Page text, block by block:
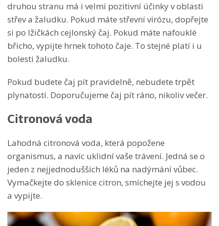
druhou stranu má i velmi pozitivní účinky v oblasti
střev a žaludku. Pokud máte střevní virózu, dopřejte
si po lžičkách cejlonský čaj. Pokud máte nafouklé
břicho, vypijte hrnek tohoto čaje. To stejné platí i u
bolesti žaludku.
Pokud budete čaj pít pravidelně, nebudete trpět
plynatostí. Doporučujeme čaj pít ráno, nikoliv večer.
Citronová voda
Lahodná citronová voda, která popožene
organismus, a navíc uklidní vaše trávení. Jedná se o
jeden z nejjednodušších léků na nadýmání vůbec.
Vymačkejte do sklenice citron, smíchejte jej s vodou
a vypijte.